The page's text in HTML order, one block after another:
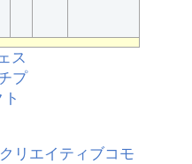
クリエイティブコモ